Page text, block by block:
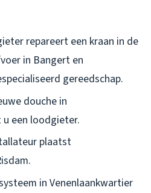
repareert een kraan in de
in Bangert en
gereedschap.
douche in
een loodgieter.
plaatst
in Venenlaankwartier